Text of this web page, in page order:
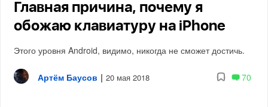
Главная причина, почему я
обожаю клавиатуру на iPhone
Этого уровня Android, видимо, никогда не сможет достичь.
Артём Баусов | 20 мая 2018 70